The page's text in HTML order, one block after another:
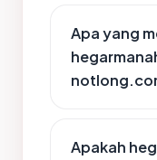
Apa yang
Apakah